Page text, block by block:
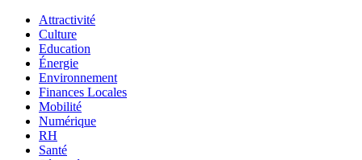
Attractivité
Culture
Education
Énergie
Environnement
Finances Locales
Mobilité
Numérique
RH
Santé